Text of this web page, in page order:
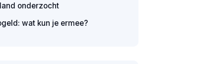
onderzocht
wat kun je ermee?